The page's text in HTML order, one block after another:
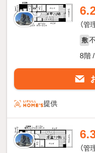
（管
敷
8階
提供
（管